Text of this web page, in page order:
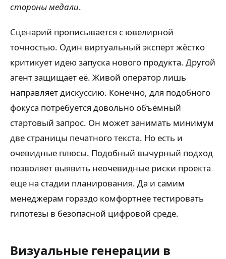
стороны медали.
Сценарий прописывается с ювелирной
точностью. Один виртуальный эксперт жёстко
критикует идею запуска нового продукта. Другой
агент защищает её. Живой оператор лишь
направляет дискуссию. Конечно, для подобного
фокуса потребуется довольно объёмный
стартовый запрос. Он может занимать минимум
две страницы печатного текста. Но есть и
очевидные плюсы. Подобный вычурный подход
позволяет выявить неочевидные риски проекта
еще на стадии планирования. Да и самим
менеджерам гораздо комфортнее тестировать
гипотезы в безопасной цифровой среде.
Визуальные генерации в